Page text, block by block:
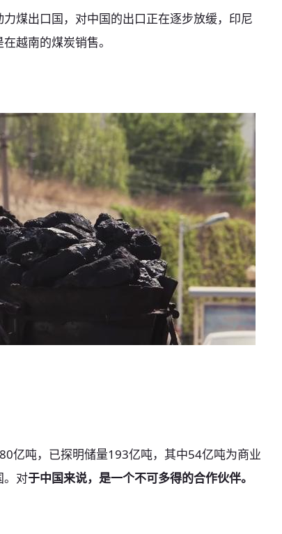
煤出口国，对中国的出口正在逐步放缓，印尼
越南的煤炭销售。
亿吨，已探明储量193亿吨，其中54亿吨为商业
。对于中国来说，是一个不可多得的合作伙伴。